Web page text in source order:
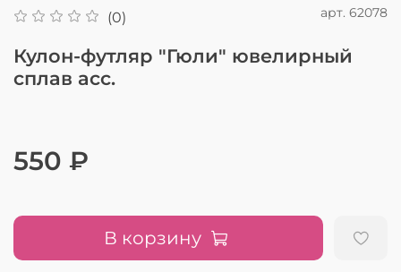
(0) арт. 62078
Кулон-футляр "Гюли" ювелирный
сплав асс.
550 ₽
В корзину